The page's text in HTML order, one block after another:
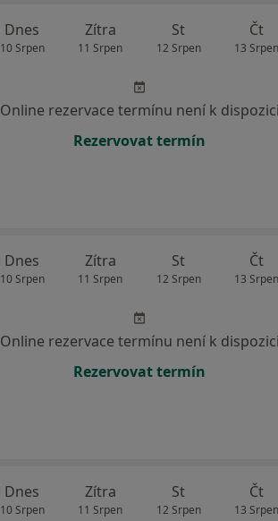
Dnes
10 Srpen
Zítra
11 Srpen
St
12 Srpen
Čt
13 Srpen
Online rezervace termínu není k dispozici
Rezervovat termín
Dnes
10 Srpen
Zítra
11 Srpen
St
12 Srpen
Čt
13 Srpen
Online rezervace termínu není k dispozici
Rezervovat termín
Dnes
10 Srpen
Zítra
11 Srpen
St
12 Srpen
Čt
13 Srpen